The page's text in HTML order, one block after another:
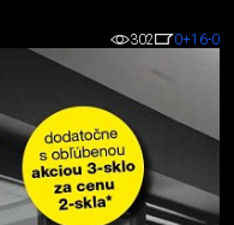
302 0+16-0